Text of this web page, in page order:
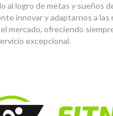
al logro de metas y sueños
innovar y adaptarnos a las
mercado, ofreciendo
excepcional.